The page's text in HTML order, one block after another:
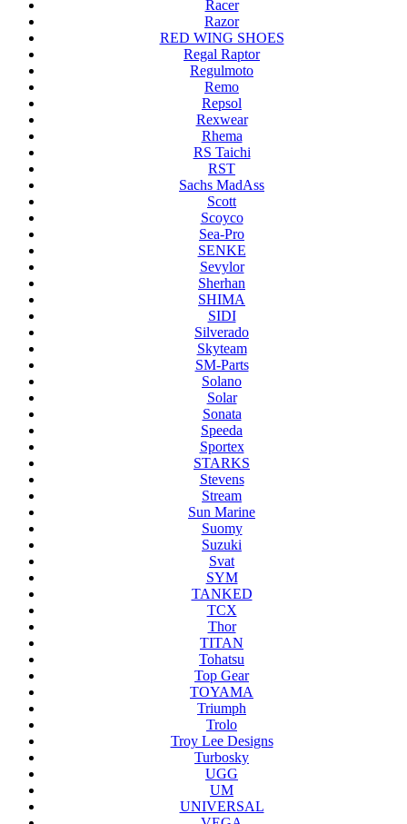
Racer
Razor
RED WING SHOES
Regal Raptor
Regulmoto
Remo
Repsol
Rexwear
Rhema
RS Taichi
RST
Sachs MadAss
Scott
Scoyco
Sea-Pro
SENKE
Sevylor
Sherhan
SHIMA
SIDI
Silverado
Skyteam
SM-Parts
Solano
Solar
Sonata
Speeda
Sportex
STARKS
Stevens
Stream
Sun Marine
Suomy
Suzuki
Svat
SYM
TANKED
TCX
Thor
TITAN
Tohatsu
Top Gear
TOYAMA
Triumph
Trolo
Troy Lee Designs
Turbosky
UGG
UM
UNIVERSAL